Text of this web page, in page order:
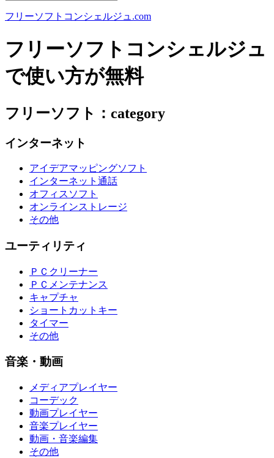
フリーソフトコンシェルジュ.com
フリーソフトコンシェルジュ
で使い方が無料
フリーソフト：category
インターネット
アイデアマッピングソフト
インターネット通話
オフィスソフト
オンラインストレージ
その他
ユーティリティ
ＰＣクリーナー
ＰＣメンテナンス
キャプチャ
ショートカットキー
タイマー
その他
音楽・動画
メディアプレイヤー
コーデック
動画プレイヤー
音楽プレイヤー
動画・音楽編集
その他